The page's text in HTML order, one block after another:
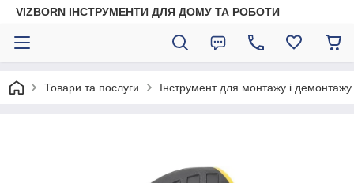
VIZBORN ІНСТРУМЕНТИ ДЛЯ ДОМУ ТА РОБОТИ
Товари та послуги Інструмент для монтажу і демонтажу